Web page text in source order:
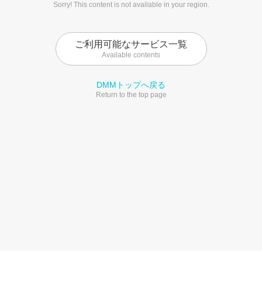
Sorry! This content is not available in your region.
ご利用可能なサービス一覧
Available contents
DMMトップへ戻る
Return to the top page